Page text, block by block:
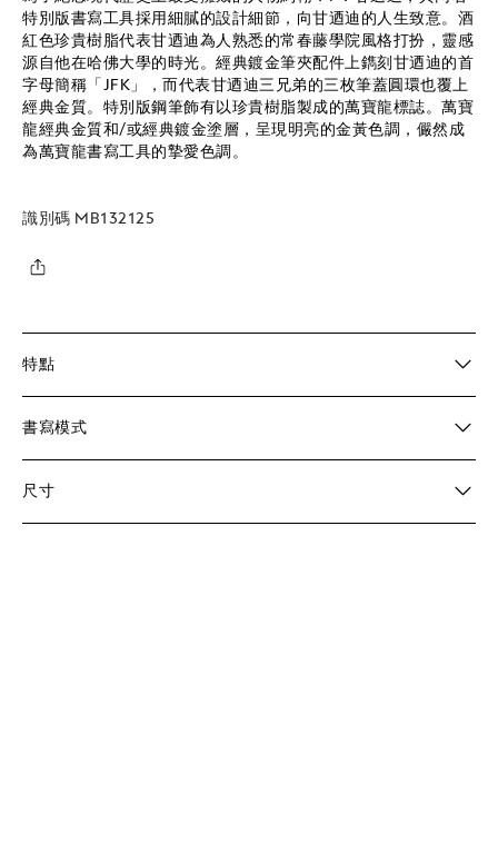
特別版書寫工具採用細膩的設計細節，向甘迺迪的人生致意。酒
紅色珍貴樹脂代表甘迺迪為人熟悉的常春藤學院風格打扮，靈感
源自他在哈佛大學的時光。經典鍍金筆夾配件上鐫刻甘迺迪的首
字母簡稱「JFK」，而代表甘迺迪三兄弟的三枚筆蓋圓環也覆上
經典金質。特別版鋼筆飾有以珍貴樹脂製成的萬寶龍標誌。萬寶
龍經典金質和/或經典鍍金塗層，呈現明亮的金黃色調，儼然成
為萬寶龍書寫工具的摯愛色調。
識別碼 MB132125
特點
書寫模式
尺寸